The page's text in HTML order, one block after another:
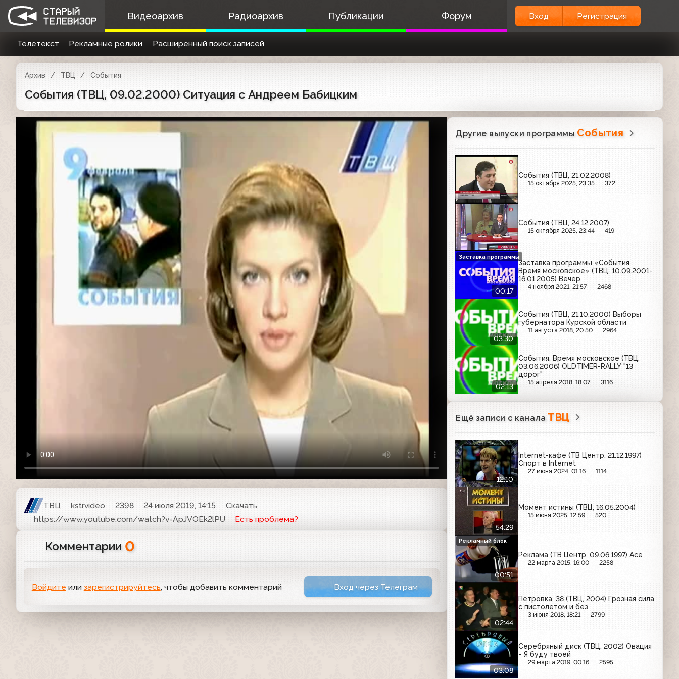
Видеоархив Радиоархив Публикации Форум Вход Регистрация
Телетекст Рекламные ролики Расширенный поиск записей
Архив ТВЦ События
События (ТВЦ, 09.02.2000) Ситуация с Андреем Бабицким
ТВЦ kstrvideo 2398 24 июля 2019, 14:15
Скачать
https://www.youtube.com/watch?v=ApJVOEk2lPU
Есть проблема?
Комментарии 0
Войдите или зарегистрируйтесь, чтобы добавить комментарий Вход через Телеграм
Другие выпуски программы События
События (ТВЦ, 21.02.2008)
15 октября 2025, 23:35 372
События (ТВЦ, 24.12.2007)
15 октября 2025, 23:44 419
00:17
Заставка программы «События.
Время московское» (ТВЦ, 10.09.2001-
16.01.2005) Вечер
4 ноября 2021, 21:57 2468
Заставка программы
03:30
События (ТВЦ, 21.10.2000) Выборы
губернатора Курской области
11 августа 2018, 20:50 2964
02:13
События. Время московское (ТВЦ,
03.06.2006) OLDTIMER-RALLY "13
дорог"
15 апреля 2018, 18:07 3116
Ещё записи с канала ТВЦ
12:10
Internet-кафе (ТВ Центр, 21.12.1997)
Спорт в Internet
27 июня 2024, 01:16 1114
54:29
Момент истины (ТВЦ, 16.05.2004)
15 июня 2025, 12:59 520
00:51
Реклама (ТВ Центр, 09.06.1997) Ace
22 марта 2015, 16:00 2258
Рекламный блок
02:44
Петровка, 38 (ТВЦ, 2004) Грозная сила
с пистолетом и без
3 июня 2018, 18:21 2799
03:08
Серебряный диск (ТВЦ, 2002) Овация
- Я буду твоей
29 марта 2019, 00:16 2595